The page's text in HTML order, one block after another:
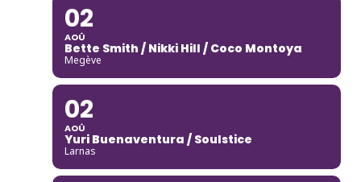
02
AOÛ
Bette Smith / Nikki Hill / Coco Montoya
Megève
02
AOÛ
Yuri Buenaventura / Soulstice
Larnas